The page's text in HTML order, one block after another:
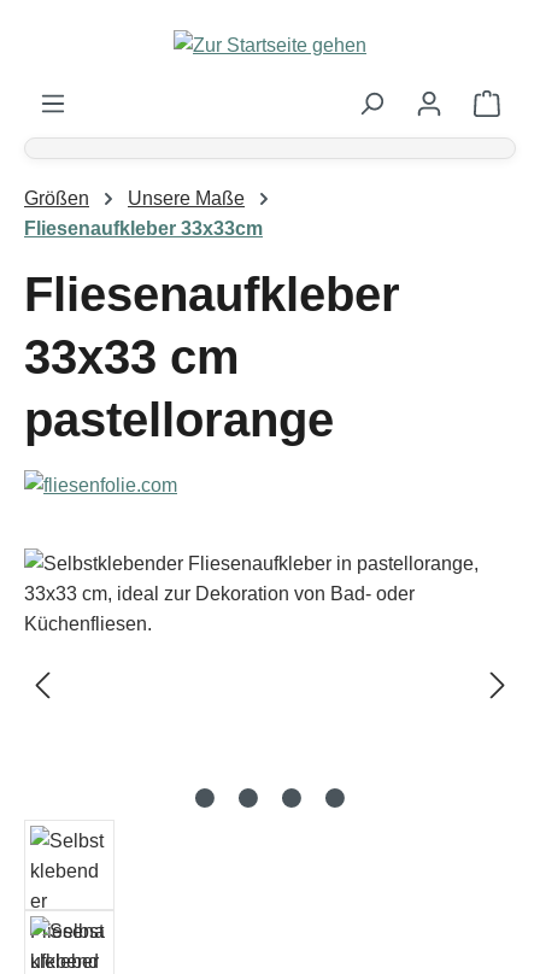
Zum Hauptinhalt springen
Größen
Unsere Maße
Fliesenaufkleber 33x33cm
Fliesenaufkleber
33x33 cm
pastellorange
Bildergalerie überspringen